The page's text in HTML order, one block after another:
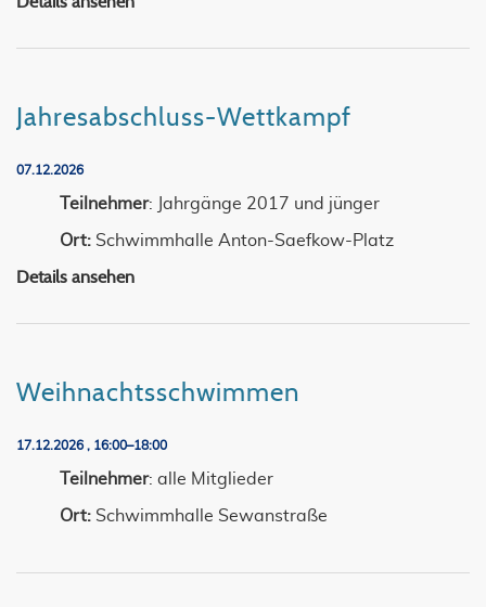
Jahresabschluss-Wettkampf
07.12.2026
Teilnehmer: Jahrgänge 2017 und jünger
Ort: Schwimmhalle Anton-Saefkow-Platz
Details ansehenJahresabschluss-Wettkampf
Weihnachtsschwimmen
17.12.2026 , 16:00–18:00
Teilnehmer: alle Mitglieder
Ort: Schwimmhalle Sewanstraße